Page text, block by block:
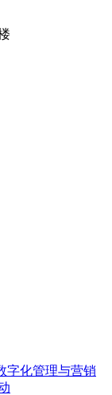
字化管理与营销